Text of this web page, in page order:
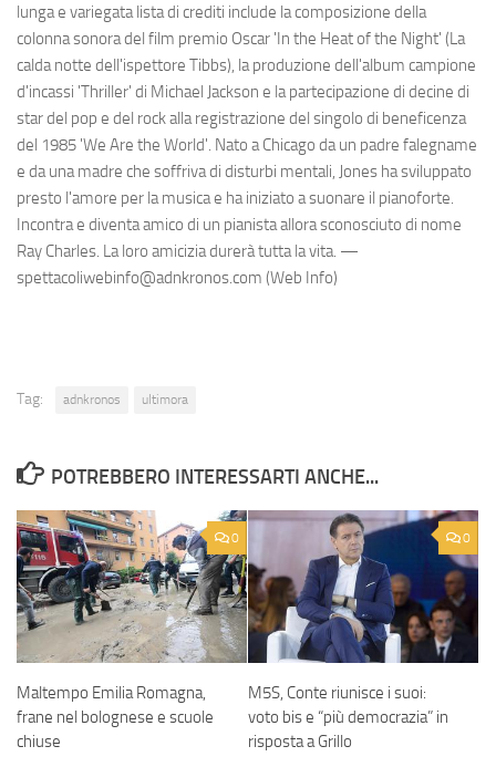
lunga e variegata lista di crediti include la composizione della
colonna sonora del film premio Oscar 'In the Heat of the Night' (La
calda notte dell'ispettore Tibbs), la produzione dell'album campione
d'incassi 'Thriller' di Michael Jackson e la partecipazione di decine di
star del pop e del rock alla registrazione del singolo di beneficenza
del 1985 'We Are the World'. Nato a Chicago da un padre falegname
e da una madre che soffriva di disturbi mentali, Jones ha sviluppato
presto l'amore per la musica e ha iniziato a suonare il pianoforte.
Incontra e diventa amico di un pianista allora sconosciuto di nome
Ray Charles. La loro amicizia durerà tutta la vita. —
spettacoliwebinfo@adnkronos.com (Web Info)
Tag: adnkronos ultimora
POTREBBERO INTERESSARTI ANCHE...
0
Maltempo Emilia Romagna,
frane nel bolognese e scuole
chiuse
0
M5S, Conte riunisce i suoi:
voto bis e “più democrazia” in
risposta a Grillo